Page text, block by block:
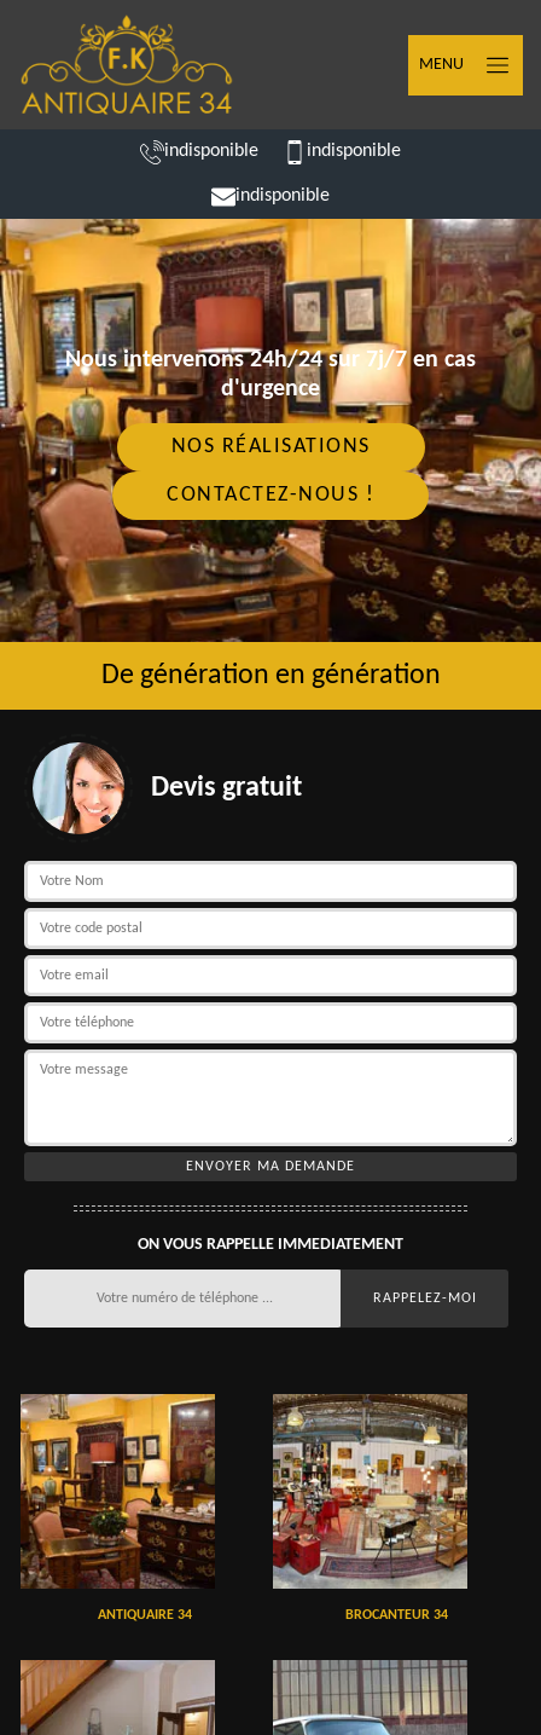
MENU
indisponible indisponible
indisponible
Nous intervenons 24h/24 sur 7j/7 en cas
d'urgence
NOS RÉALISATIONS
CONTACTEZ-NOUS !
De génération en génération
Devis gratuit
ON VOUS RAPPELLE IMMEDIATEMENT
ANTIQUAIRE 34 BROCANTEUR 34